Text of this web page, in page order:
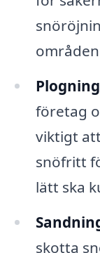
företag
viktigt
snöfritt
lätt ska
skotta